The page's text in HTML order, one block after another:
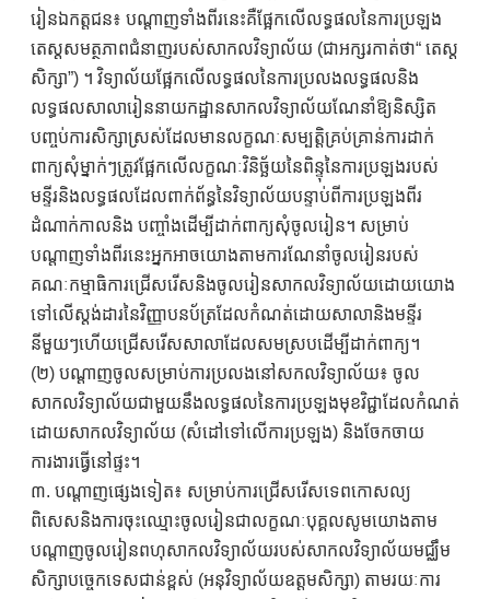
រៀនឯកត្តជន៖ បណ្តាញទាំងពីរនេះគឺផ្អែកលើលទ្ធផលនៃការប្រឡង
តេស្តសមត្ថភាពជំនាញរបស់សាកលវិទ្យាល័យ (ជាអក្សរកាត់ថា“ តេស្ត
សិក្សា”) ។ វិទ្យាល័យផ្អែកលើលទ្ធផលនៃការប្រលងលទ្ធផលនិង
លទ្ធផលសាលារៀននាយកដ្ឋានសាកលវិទ្យាល័យណែនាំឱ្យនិស្សិត
បញ្ចប់ការសិក្សាស្រស់ដែលមានលក្ខណៈសម្បត្តិគ្រប់គ្រាន់ការដាក់
ពាក្យសុំម្នាក់ៗត្រូវផ្អែកលើលក្ខណៈវិនិច្ឆ័យនៃពិន្ទុនៃការប្រឡងរបស់
មន្ទីរនិងលទ្ធផលដែលពាក់ព័ន្ធនៃវិទ្យាល័យបន្ទាប់ពីការប្រឡងពីរ
ដំណាក់កាលនិង បញ្ចាំងដើម្បីដាក់ពាក្យសុំចូលរៀន។ សម្រាប់
បណ្តាញទាំងពីរនេះអ្នកអាចយោងតាមការណែនាំចូលរៀនរបស់
គណៈកម្មាធិការជ្រើសរើសនិងចូលរៀនសាកលវិទ្យាល័យដោយយោង
ទៅលើស្តង់ដារនៃវិញ្ញាបនប័ត្រដែលកំណត់ដោយសាលានិងមន្ទីរ
នីមួយៗហើយជ្រើសរើសសាលាដែលសមស្របដើម្បីដាក់ពាក្យ។
(២) បណ្តាញចូលសម្រាប់ការប្រលងនៅសកលវិទ្យាល័យ៖ ចូល
សាកលវិទ្យាល័យជាមួយនឹងលទ្ធផលនៃការប្រឡងមុខវិជ្ជាដែលកំណត់
ដោយសាកលវិទ្យាល័យ (សំដៅទៅលើការប្រឡង) និងចែកចាយ
ការងារធ្វើនៅផ្ទះ។
៣. បណ្តាញផ្សេងទៀត៖ សម្រាប់ការជ្រើសរើសទេពកោសល្យ
ពិសេសនិងការចុះឈ្មោះចូលរៀនជាលក្ខណៈបុគ្គលសូមយោងតាម
បណ្តាញចូលរៀនពហុសាកលវិទ្យាល័យរបស់សាកលវិទ្យាល័យមជ្ឈឹម
សិក្សាបច្ចេកទេសជាន់ខ្ពស់ (អនុវិទ្យាល័យឧត្តមសិក្សា) តាមរយៈការ